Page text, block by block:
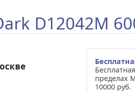
D12042M
пределах
10000 руб.